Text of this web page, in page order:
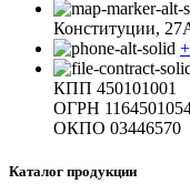
Конституции,
КПП 450101001
ОГРН
ОКПО 03446570
Каталог продукции